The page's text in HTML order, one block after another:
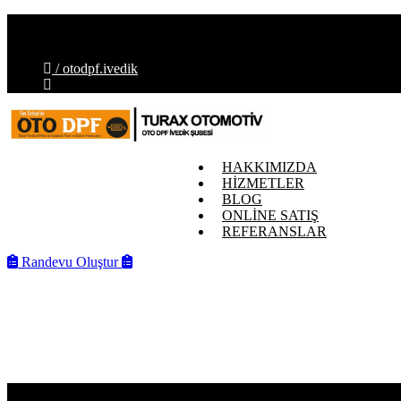
/ otodpf.ivedik
HAKKIMIZDA
HİZMETLER
BLOG
ONLİNE SATIŞ
REFERANSLAR
Randevu Oluştur